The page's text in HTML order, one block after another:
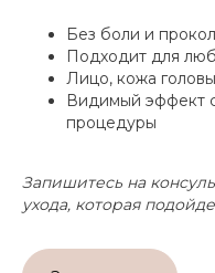
Без боли и
Подходит для
Лицо, кожа
Видимый эффект
процедуры
Запишитесь на
ухода, которая